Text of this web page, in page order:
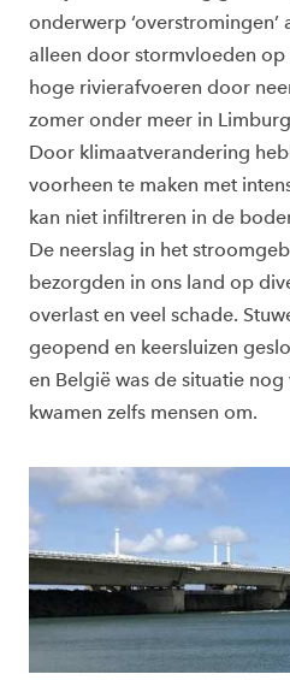
onderwerp
alleen door stormvloeden
hoge rivierafvoeren door
zomer onder meer in
Door klimaatverandering
voorheen te maken met
kan niet infiltreren in de
De neerslag in het
bezorgden in ons land op
overlast en veel schade.
geopend en keersluizen
en België was de situatie nog
kwamen zelfs mensen om.